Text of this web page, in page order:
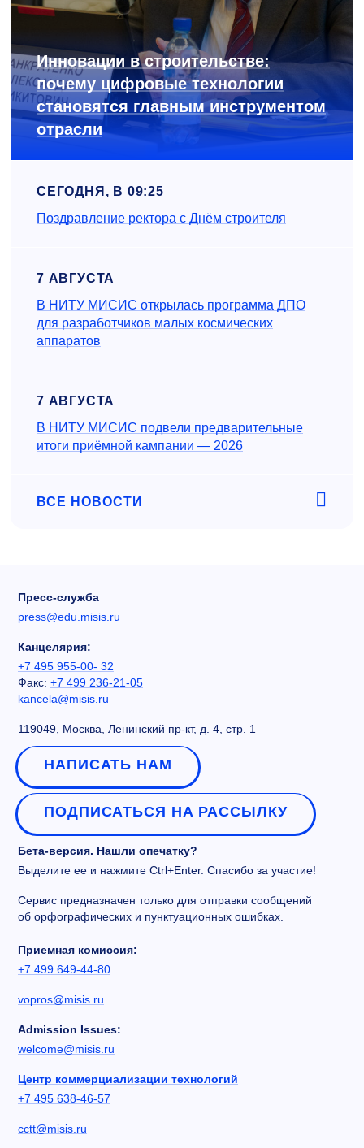
Инновации в строительстве:
почему цифровые технологии
становятся главным инструментом
отрасли
СЕГОДНЯ, В 09:25
Поздравление ректора с Днём строителя
7 АВГУСТА
В НИТУ МИСИС открылась программа ДПО
для разработчиков малых космических
аппаратов
7 АВГУСТА
В НИТУ МИСИС подвели предварительные
итоги приёмной кампании — 2026
ВСЕ НОВОСТИ
Пресс-служба
press@edu.misis.ru
Канцелярия:
+7 495 955-00- 32
Факс: +7 499 236-21-05
kancela@misis.ru
119049, Москва, Ленинский пр-кт, д. 4, стр. 1
НАПИСАТЬ НАМ
ПОДПИСАТЬСЯ НА РАССЫЛКУ
Бета-версия. Нашли опечатку?
Выделите ее и нажмите Ctrl+Enter. Спасибо за участие!
Сервис предназначен только для отправки сообщений
об орфографических и пунктуационных ошибках.
Приемная комиссия:
+7 499 649-44-80
vopros@misis.ru
Admission Issues:
welcome@misis.ru
Центр коммерциализации технологий
+7 495 638-46-57
cctt@misis.ru